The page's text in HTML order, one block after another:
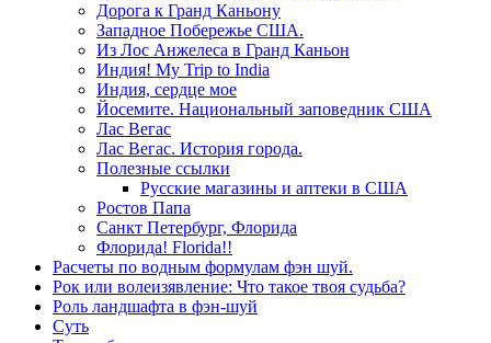
Дорога к Гранд Каньону
Западное Побережье США.
Из Лос Анжелеса в Гранд Каньон
Индия! My Trip to India
Индия, сердце мое
Йосемите. Национальный заповедник США
Лас Вегас
Лас Вегас. История города.
Полезные ссылки
Русские магазины и аптеки в США
Ростов Папа
Санкт Петербург, Флорида
Флорида! Florida!!
Расчеты по водным формулам фэн шуй.
Рок или волеизявление: Что такое твоя судьба?
Роль ландшафта в фэн-шуй
Суть